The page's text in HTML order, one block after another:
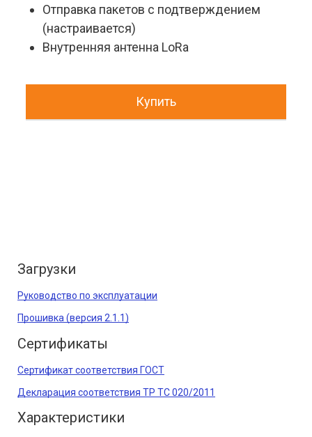
Отправка пакетов с подтверждением
(настраивается)
Внутренняя антенна LoRa
Купить
Загрузки
Руководство по эксплуатации
Прошивка (версия 2.1.1)
Сертификаты
Сертификат соответствия ГОСТ
Декларация соответствия ТР ТС 020/2011
Характеристики